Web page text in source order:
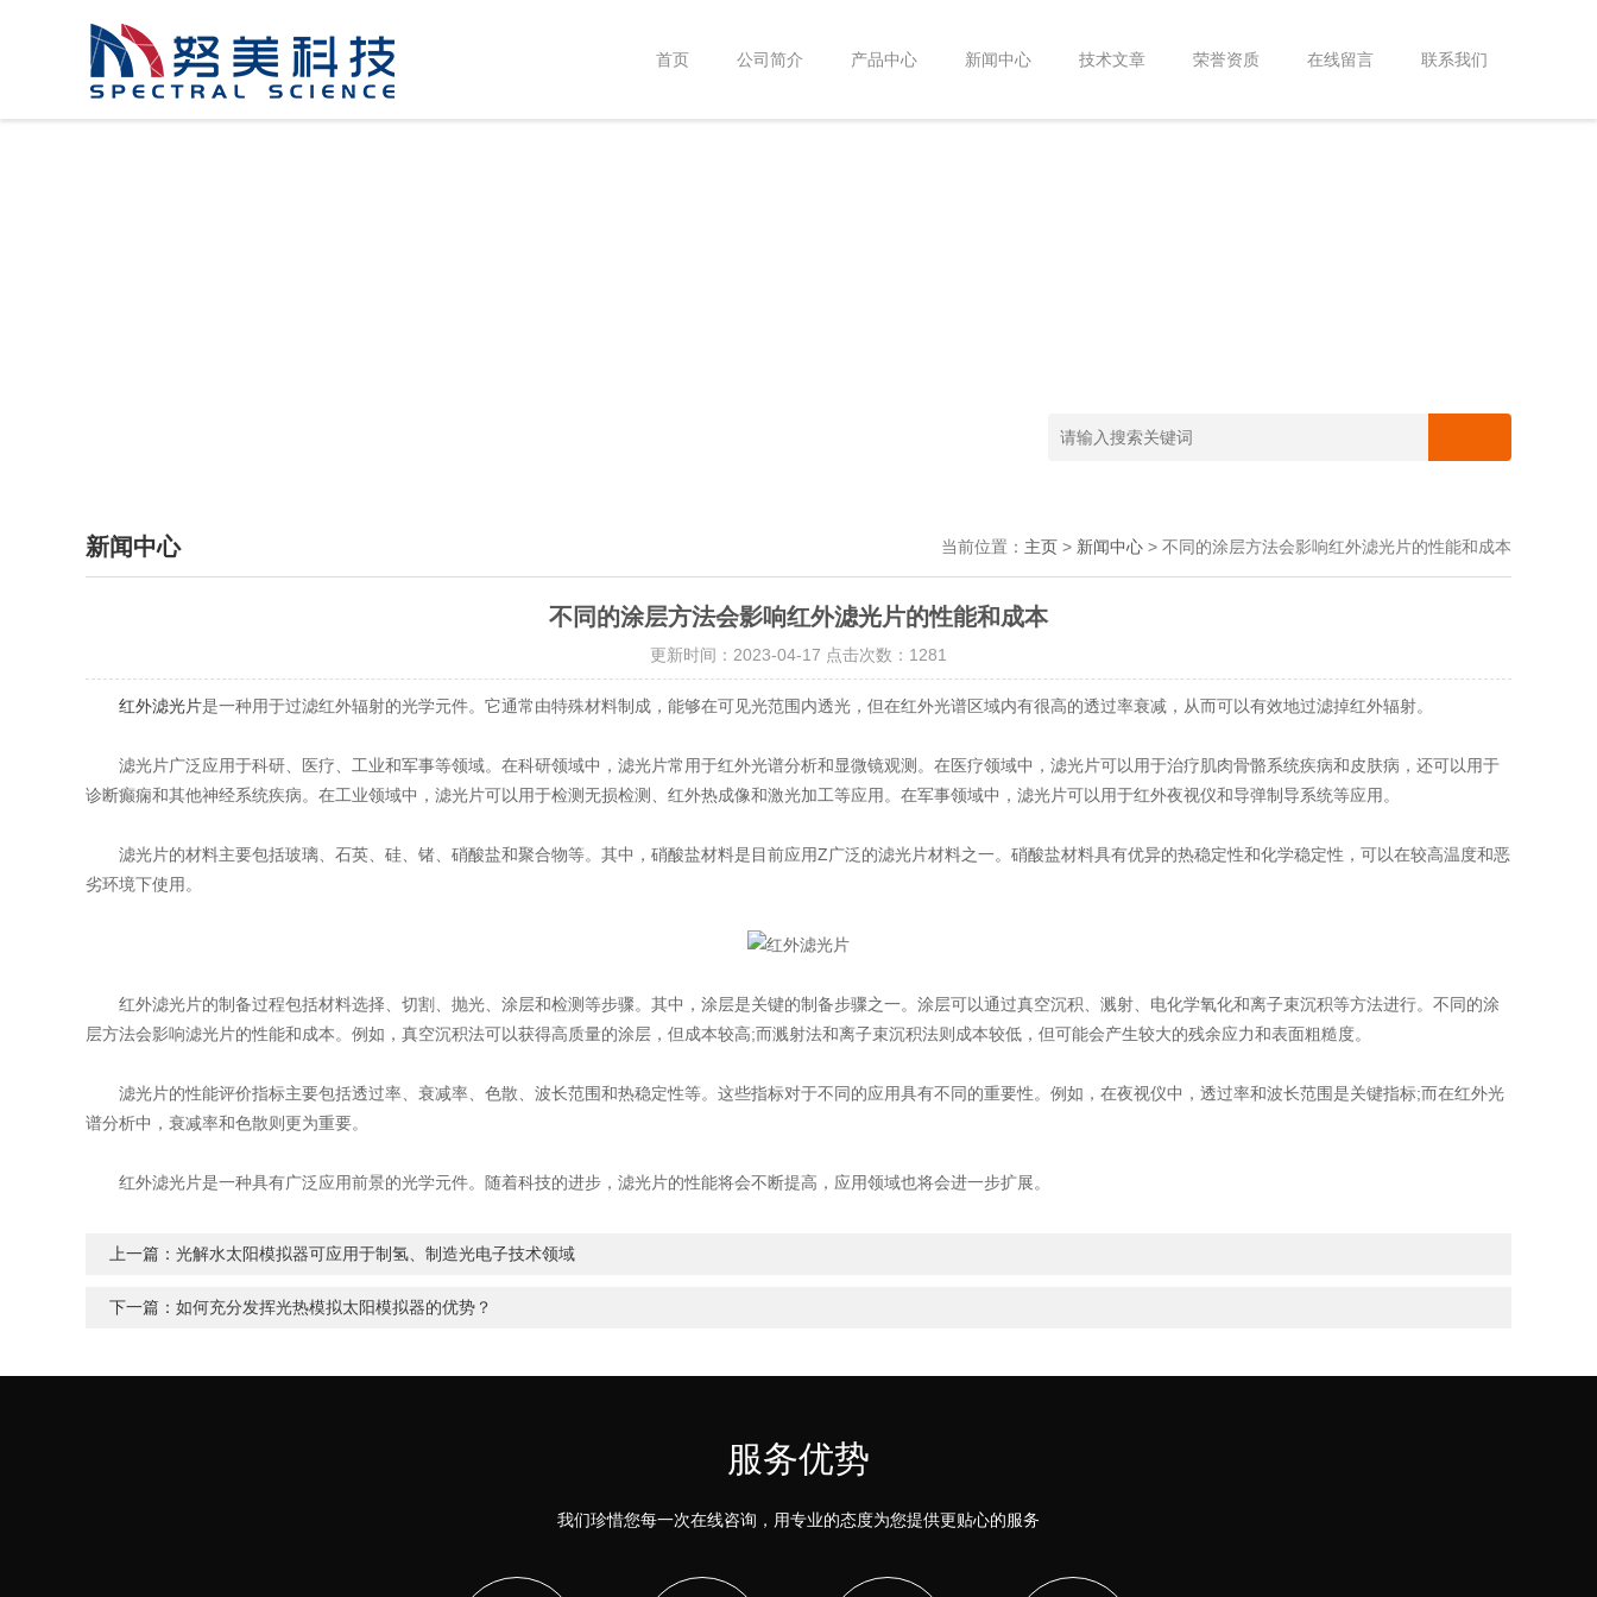
首页 公司简介 产品中心 新闻中心 技术文章 荣誉资质 在线留言 联系我们
新闻中心 当前位置： 主页 > 新闻中心 > 不同的涂层方法会影响红外滤光片的性能和成本
不同的涂层方法会影响红外滤光片的性能和成本
更新时间：2023-04-17 点击次数：1281
红外滤光片是一种用于过滤红外辐射的光学元件。它通常由特殊材料制成，能够在可见光范围内透光，但在红外光谱区域内有很高的透过率衰减，从而可以有效地过滤掉红外辐射。
滤光片广泛应用于科研、医疗、工业和军事等领域。在科研领域中，滤光片常用于红外光谱分析和显微镜观测。在医疗领域中，滤光片可以用于治疗肌肉骨骼系统疾病和皮肤病，还可以用于
诊断癫痫和其他神经系统疾病。在工业领域中，滤光片可以用于检测无损检测、红外热成像和激光加工等应用。在军事领域中，滤光片可以用于红外夜视仪和导弹制导系统等应用。
滤光片的材料主要包括玻璃、石英、硅、锗、硝酸盐和聚合物等。其中，硝酸盐材料是目前应用Z广泛的滤光片材料之一。硝酸盐材料具有优异的热稳定性和化学稳定性，可以在较高温度和恶
劣环境下使用。
红外滤光片的制备过程包括材料选择、切割、抛光、涂层和检测等步骤。其中，涂层是关键的制备步骤之一。涂层可以通过真空沉积、溅射、电化学氧化和离子束沉积等方法进行。不同的涂
层方法会影响滤光片的性能和成本。例如，真空沉积法可以获得高质量的涂层，但成本较高;而溅射法和离子束沉积法则成本较低，但可能会产生较大的残余应力和表面粗糙度。
滤光片的性能评价指标主要包括透过率、衰减率、色散、波长范围和热稳定性等。这些指标对于不同的应用具有不同的重要性。例如，在夜视仪中，透过率和波长范围是关键指标;而在红外光
谱分析中，衰减率和色散则更为重要。
红外滤光片是一种具有广泛应用前景的光学元件。随着科技的进步，滤光片的性能将会不断提高，应用领域也将会进一步扩展。
上一篇： 光解水太阳模拟器可应用于制氢、制造光电子技术领域
下一篇： 如何充分发挥光热模拟太阳模拟器的优势？
服务优势
我们珍惜您每一次在线咨询，用专业的态度为您提供更贴心的服务